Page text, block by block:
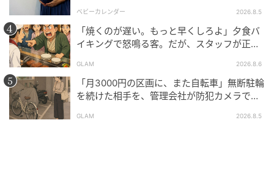
作品をもっとみる
ベビーカレンダー 2026.8.5
「焼くのが遅い。もっと早くしろよ」夕食バ
イキングで怒鳴る客。だが、スタッフが正論
GLAM 2026.8.6
「月3000円の区画に、また自転車」無断駐輪
を続けた相手を、管理会社が防犯カメラで特
GLAM 2026.8.5